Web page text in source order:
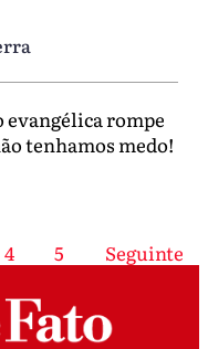
evangélica rompe
tenhamos medo!
4 5 Seguinte